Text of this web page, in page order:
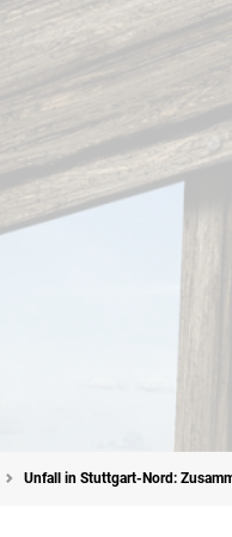
Unfall in Stuttgart-Nord: